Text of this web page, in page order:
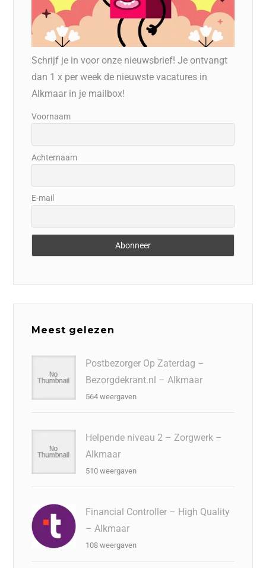
Schrijf je in voor onze nieuwsbrief! Je ontvangt
dan 1 x per week de nieuwste vacatures in
Alkmaar in je mailbox!
Voornaam
Achternaam
E-mail
Meest gelezen
Postbezorger Op Zaterdag –
Bezorgdekrant.nl – Alkmaar
564 weergaven
Helpende niveau 2 – Zorgwerk –
Alkmaar
510 weergaven
Financial Controller – High Quality
– Alkmaar
108 weergaven